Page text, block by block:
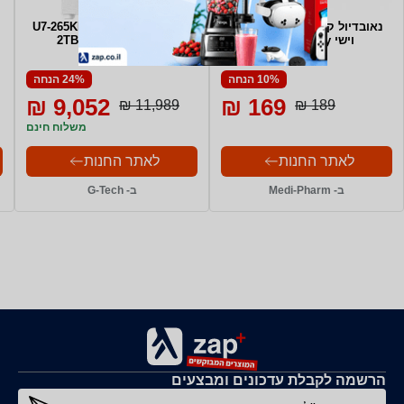
נאובדיול קרם עיניים ושפתיים
וישי Vichy במבצע
10% הנחה
189 ₪
169 ₪
לאתר החנות
ב- Medi-Pharm
מחשב גיימינג U7-265KF+SSD
2TB+32G+RTX 5070
24% הנחה
11,989 ₪
9,052 ₪
משלוח חינם
לאתר החנות
ב- G-Tech
הרשמה לקבלת עדכונים ומבצעים